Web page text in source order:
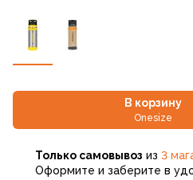
В корзину
Onesize
Только самовывоз из 3
Оформите и заберите в